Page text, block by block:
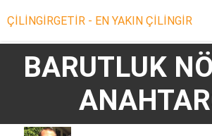
ÇİLİNGİRGETİR - EN YAKIN ÇİLİNGİR
Çilingir Ara
Çilingir misin? Bize Katıl!
BARUTLUK